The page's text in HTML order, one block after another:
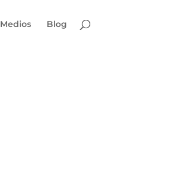
Medios Blog